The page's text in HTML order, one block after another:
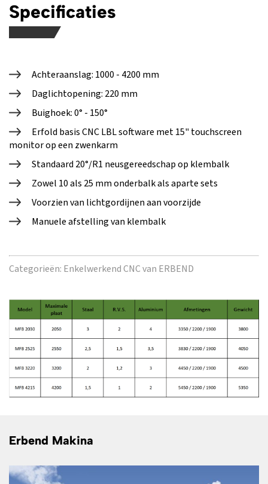
Specificaties
Achteraanslag: 1000 - 4200 mm
Daglichtopening: 220 mm
Buighoek: 0° - 150°
Erfold basis CNC LBL software met 15" touchscreen
monitor op een zwenkarm
Standaard 20°/R1 neusgereedschap op klembalk
Zowel 10 als 25 mm onderbalk als aparte sets
Voorzien van lichtgordijnen aan voorzijde
Manuele afstelling van klembalk
Categorieën: Enkelwerkend CNC van ERBEND
Erbend Makina